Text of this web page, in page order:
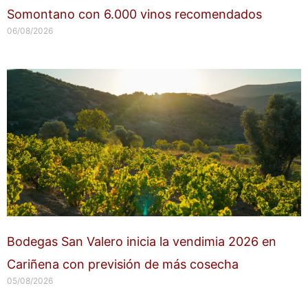
Somontano con 6.000 vinos recomendados
06/08/2026
Bodegas San Valero inicia la vendimia 2026 en
Cariñena con previsión de más cosecha
05/08/2026